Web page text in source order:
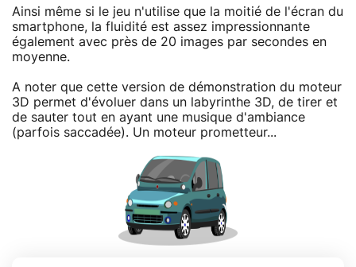
Ainsi même si le jeu n'utilise que la moitié de l'écran du
smartphone, la fluidité est assez impressionnante
également avec près de 20 images par secondes en
moyenne.
A noter que cette version de démonstration du moteur
3D permet d'évoluer dans un labyrinthe 3D, de tirer et
de sauter tout en ayant une musique d'ambiance
(parfois saccadée). Un moteur prometteur...